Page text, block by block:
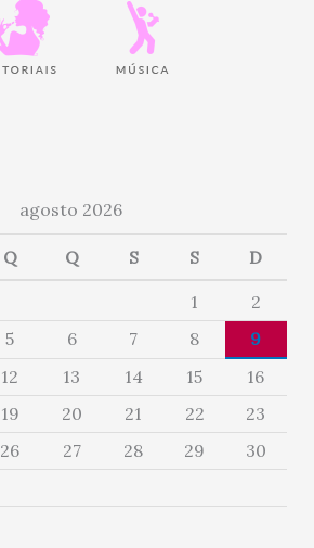
agosto 2026
Q Q S S D
1
2
5 6 7 8
9
12 13 14 15
16
19 20 21 22
23
26 27 28 29
30